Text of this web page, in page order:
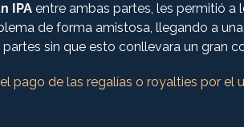
IPA entre ambas partes, les permitió a
de forma amistosa, llegando a
sin que esto conllevara un gran
pago de las regalías o royalties por el